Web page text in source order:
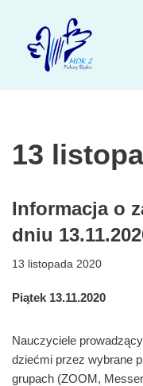
Przejdź
13
Informacja o
dniu
13 listopada 2020
Piątek 13.11.2020
Nauczyciele
dziećmi przez wybrane
grupach (ZOOM,